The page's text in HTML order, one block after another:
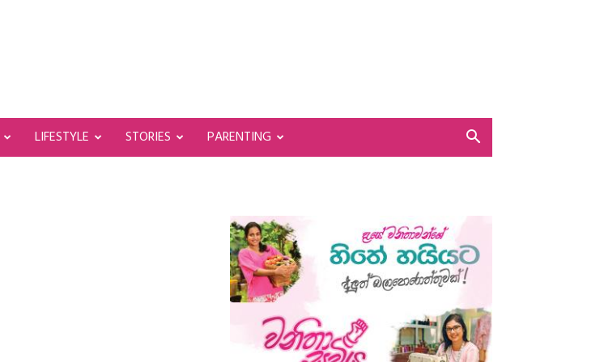
LIFESTYLE STORIES PARENTING